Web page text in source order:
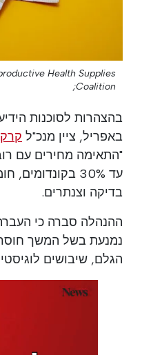
Health Supplies
Coalition;
באפריל, ציין מנכ"ל
"התאימה מחירים עם
עד 30%
בדיקה וצנתרים.
ההנהלה סברה כי
נמנעת בשל המשך
הגלם, שיבושים